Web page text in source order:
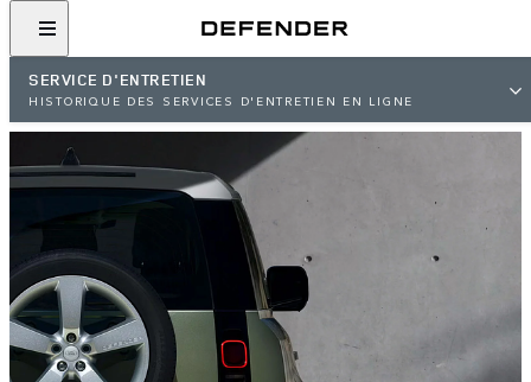
SERVICE D'ENTRETIEN
HISTORIQUE DES SERVICES D'ENTRETIEN EN LIGNE